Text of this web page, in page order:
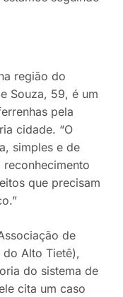
região do
Souza, 59, é um
pela
cidade. “O
simples e de
que precisam
de
Alto Tietê),
do sistema de
cita um caso